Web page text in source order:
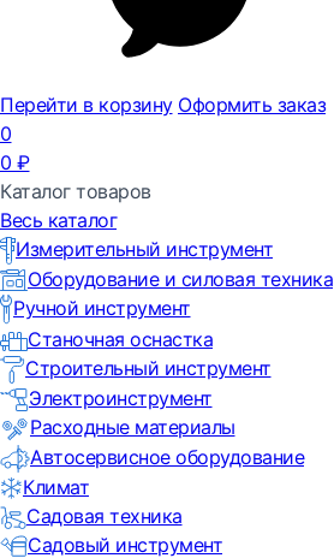
Перейти в корзину Оформить заказ
0
0 ₽
Каталог товаров
Весь каталог
Измерительный инструмент
Оборудование и силовая техника
Ручной инструмент
Станочная оснастка
Строительный инструмент
Электроинструмент
Расходные материалы
Автосервисное оборудование
Климат
Садовая техника
Садовый инструмент